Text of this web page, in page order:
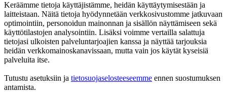
Keräämme tietoja käyttäjistämme, heidän käyttäytymisestään ja
laitteistaan. Näitä tietoja hyödynnetään verkkosivustomme jatkuvaan
optimointiin, personoidun mainonnan ja sisällön näyttämiseen sekä
käyttötilastojen analysointiin. Lisäksi voimme vertailla salattuja
tietojasi ulkoisten palveluntarjoajien kanssa ja näyttää tarjouksia
heidän verkkomainoskanavissaan, mutta vain jos käytät kyseisiä
palveluita itse.
Tutustu asetuksiin ja tietosuojaselosteeseemme ennen suostumuksen
antamista.